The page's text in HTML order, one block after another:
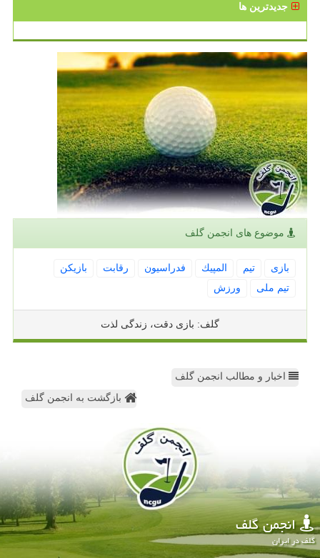
جدیدترین ها
موضوع های انجمن گلف
بازی تیم المپیك فدراسیون رقابت
بازیكن
تیم ملی
ورزش
گلف: بازی دقت، زندگی لذت
اخبار و مطالب انجمن گلف
بازگشت به انجمن گلف
انجمن گلف
گلف در ایران